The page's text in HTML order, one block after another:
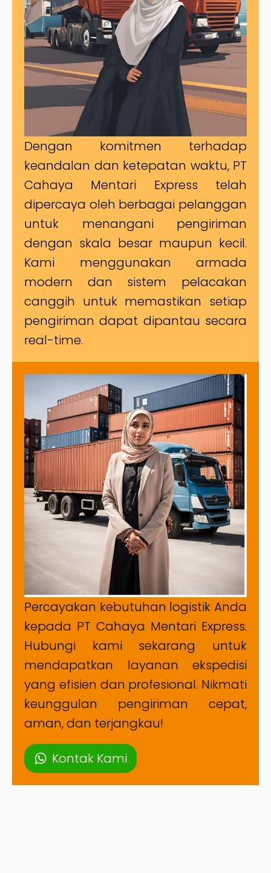
Dengan komitmen terhadap
keandalan dan ketepatan waktu, PT
Cahaya Mentari Express telah
dipercaya oleh berbagai pelanggan
untuk menangani pengiriman
dengan skala besar maupun kecil.
Kami menggunakan armada
modern dan sistem pelacakan
canggih untuk memastikan setiap
pengiriman dapat dipantau secara
real-time.
Percayakan kebutuhan logistik Anda
kepada PT Cahaya Mentari Express.
Hubungi kami sekarang untuk
mendapatkan layanan ekspedisi
yang efisien dan profesional. Nikmati
keunggulan pengiriman cepat,
aman, dan terjangkau!
Kontak Kami